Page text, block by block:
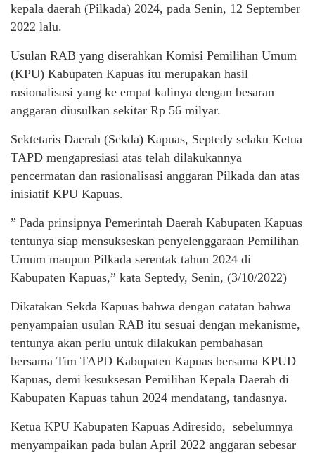
kepala daerah (Pilkada) 2024, pada Senin, 12 September
2022 lalu.
Usulan RAB yang diserahkan Komisi Pemilihan Umum
(KPU) Kabupaten Kapuas itu merupakan hasil
rasionalisasi yang ke empat kalinya dengan besaran
anggaran diusulkan sekitar Rp 56 milyar.
Sektetaris Daerah (Sekda) Kapuas, Septedy selaku Ketua
TAPD mengapresiasi atas telah dilakukannya
pencermatan dan rasionalisasi anggaran Pilkada dan atas
inisiatif KPU Kapuas.
” Pada prinsipnya Pemerintah Daerah Kabupaten Kapuas
tentunya siap mensukseskan penyelenggaraan Pemilihan
Umum maupun Pilkada serentak tahun 2024 di
Kabupaten Kapuas,” kata Septedy, Senin, (3/10/2022)
Dikatakan Sekda Kapuas bahwa dengan catatan bahwa
penyampaian usulan RAB itu sesuai dengan mekanisme,
tentunya akan perlu untuk dilakukan pembahasan
bersama Tim TAPD Kabupaten Kapuas bersama KPUD
Kapuas, demi kesuksesan Pemilihan Kepala Daerah di
Kabupaten Kapuas tahun 2024 mendatang, tandasnya.
Ketua KPU Kabupaten Kapuas Adiresido, sebelumnya
menyampaikan pada bulan April 2022 anggaran sebesar